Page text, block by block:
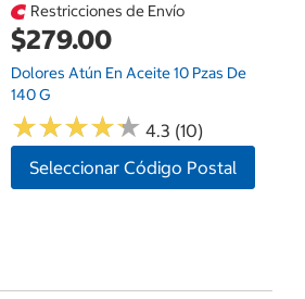
Restricciones de Envío
$279.00
Dolores Atún En Aceite 10 Pzas De
140 G
★★★★★
★★★★★ 4.3 (10)
Seleccionar Código Postal